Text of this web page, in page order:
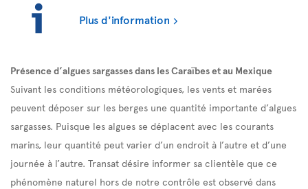
Plus d'information
Présence d’algues sargasses dans les Caraïbes et au Mexique
Suivant les conditions météorologiques, les vents et marées
peuvent déposer sur les berges une quantité importante d’algues
sargasses. Puisque les algues se déplacent avec les courants
marins, leur quantité peut varier d’un endroit à l’autre et d’une
journée à l’autre. Transat désire informer sa clientèle que ce
phénomène naturel hors de notre contrôle est observé dans